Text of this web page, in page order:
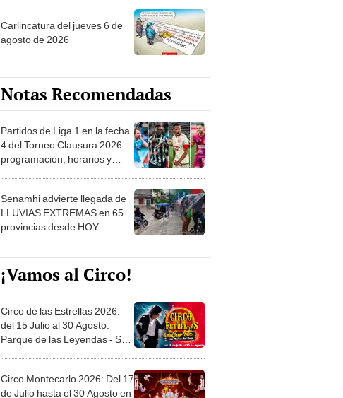
Carlincatura del jueves 6 de
agosto de 2026
Notas Recomendadas
Partidos de Liga 1 en la fecha
4 del Torneo Clausura 2026:
programación, horarios y
Senamhi advierte llegada de
LLUVIAS EXTREMAS en 65
provincias desde HOY
¡Vamos al Circo!
Circo de las Estrellas 2026:
del 15 Julio al 30 Agosto.
Parque de las Leyendas - San
Circo Montecarlo 2026: Del 17
de Julio hasta el 30 Agosto en